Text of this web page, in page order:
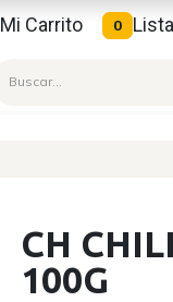
Mi Carrito 0
CH
100G